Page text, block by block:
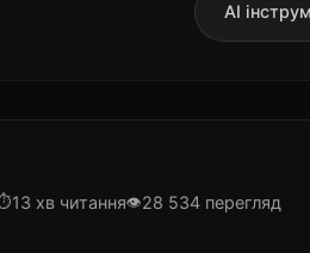
AI
13 хв читання 28 534 перегляд